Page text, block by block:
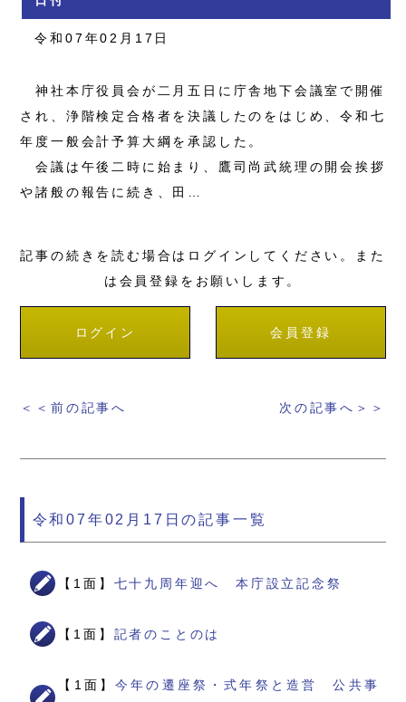
令和07年02月17日
神社本庁役員会が二月五日に庁舎地下会議室で開催
され、浄階検定合格者を決議したのをはじめ、令和七
年度一般会計予算大綱を承認した。
会議は午後二時に始まり、鷹司尚武統理の開会挨拶
や諸般の報告に続き、田…
記事の続きを読む場合はログインしてください。また
は会員登録をお願いします。
ログイン 会員登録
＜＜前の記事へ 次の記事へ＞＞
令和07年02月17日の記事一覧
【1面】 七十九周年迎へ 本庁設立記念祭
【1面】 記者のことのは
【1面】今年の遷座祭・式年祭と造営 公共事